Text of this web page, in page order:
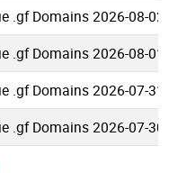
.gf Domains 2026-08-02
.gf Domains 2026-08-01
.gf Domains 2026-07-31
.gf Domains 2026-07-30